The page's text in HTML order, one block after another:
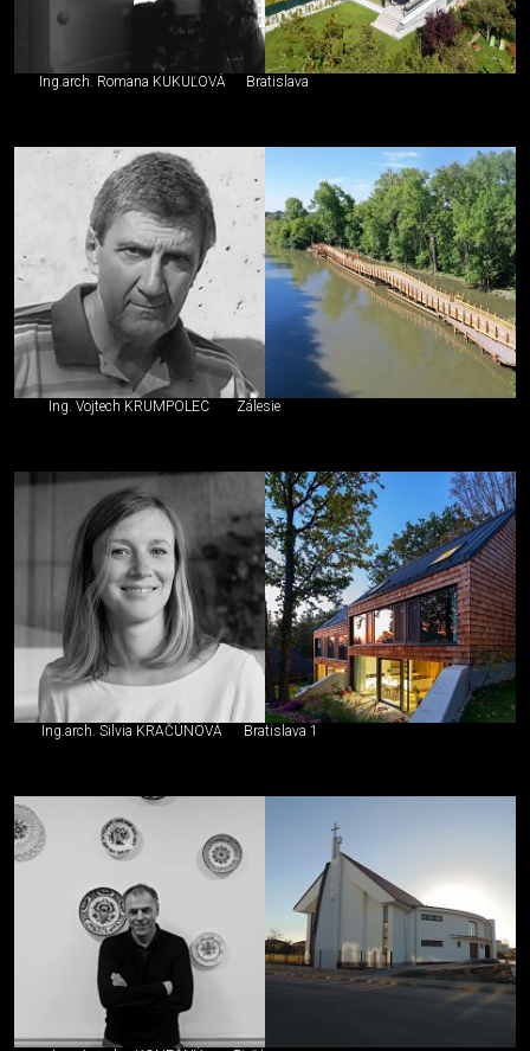
Ing.arch. Romana KUKUĽOVÁ Bratislava
Ing. Vojtech KRUMPOLEC Zálesie
Ing.arch. Silvia KRAČÚNOVÁ Bratislava 1